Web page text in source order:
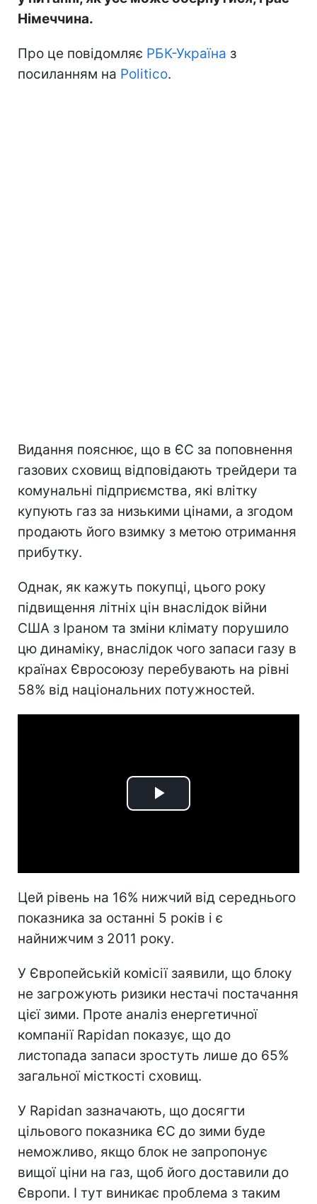
Німеччина.
Про це повідомляє РБК-Україна з
посиланням на Politico.
Видання пояснює, що в ЄС за поповнення
газових сховищ відповідають трейдери та
комунальні підприємства, які влітку
купують газ за низькими цінами, а згодом
продають його взимку з метою отримання
прибутку.
Однак, як кажуть покупці, цього року
підвищення літніх цін внаслідок війни
США з Іраном та зміни клімату порушило
цю динаміку, внаслідок чого запаси газу в
країнах Євросоюзу перебувають на рівні
58% від національних потужностей.
Play
Цей рівень на 16% нижчий від середнього
показника за останні 5 років і є
найнижчим з 2011 року.
У Європейській комісії заявили, що блоку
не загрожують ризики нестачі постачання
цієї зими. Проте аналіз енергетичної
компанії Rapidan показує, що до
листопада запаси зростуть лише до 65%
загальної місткості сховищ.
У Rapidan зазначають, що досягти
цільового показника ЄС до зими буде
неможливо, якщо блок не запропонує
вищої ціни на газ, щоб його доставили до
Європи. І тут виникає проблема з таким